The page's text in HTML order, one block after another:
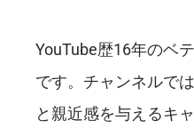
YouTube歴16年のベ
です。チャンネルで
と親近感を与えるキ